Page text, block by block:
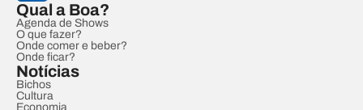
Qual a Boa?
Agenda de Shows
O que fazer?
Onde comer e beber?
Onde ficar?
Notícias
Bichos
Cultura
Economia